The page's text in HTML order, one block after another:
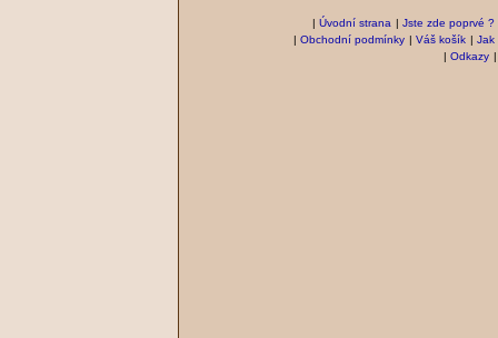
| Úvodní strana | Jste zde poprvé ?
| Obchodní podmínky | Váš košík | Jak
| Odkazy